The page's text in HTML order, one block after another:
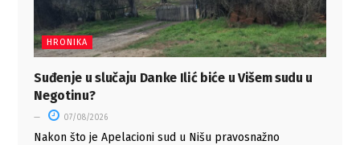
HRONIKA
Suđenje u slučaju Danke Ilić biće u Višem sudu u
Negotinu?
07/08/2026
Nakon što je Apelacioni sud u Nišu pravosnažno